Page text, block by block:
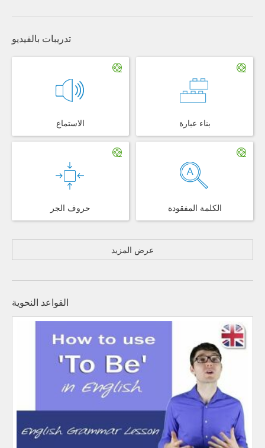
تدريبات بالفيديو
الاستماع بناء عبارة
حروف الجر الكلمة المفقودة
عرض المزيد
القواعد النحوية